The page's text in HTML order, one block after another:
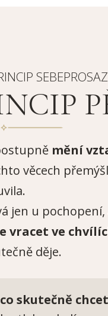
mění
věcech
jen u
vracet ve
děje.
co skutečně